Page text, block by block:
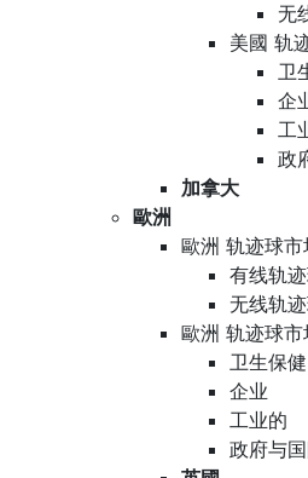
无
美國 轨
卫
企
工
政
加拿大
歐洲
歐洲 轨迹球
有线轨
无线轨
歐洲 轨迹球
卫生保健
企业
工业的
政府与